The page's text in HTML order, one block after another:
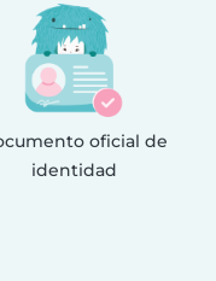
oficial de
identidad